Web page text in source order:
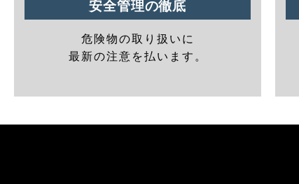
安全管理の徹底
危険物の取り扱いに
最新の注意を払います。